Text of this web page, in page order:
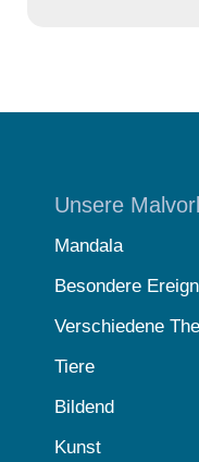
Unsere
Mandala
Besondere
Verschiedene
Tiere
Bildend
Kunst